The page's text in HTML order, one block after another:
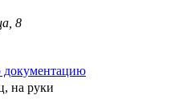
8
документацию
на руки